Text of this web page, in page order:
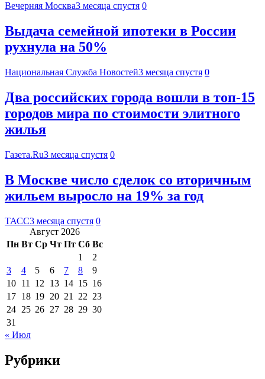
Вечерняя Москва3 месяца спустя 0
Выдача семейной ипотеки в России
рухнула на 50%
Национальная Служба Новостей3 месяца спустя 0
Два российских города вошли в топ-15
городов мира по стоимости элитного
жилья
Газета.Ru3 месяца спустя 0
В Москве число сделок со вторичным
жильем выросло на 19% за год
ТАСС3 месяца спустя 0
Август 2026
Пн Вт Ср Чт Пт Сб Вс
1
2
3
4 5 6 7 8
9
10 11 12 13 14 15 16
17 18 19 20 21 22 23
24 25 26 27 28 29 30
31
« Июл
Рубрики